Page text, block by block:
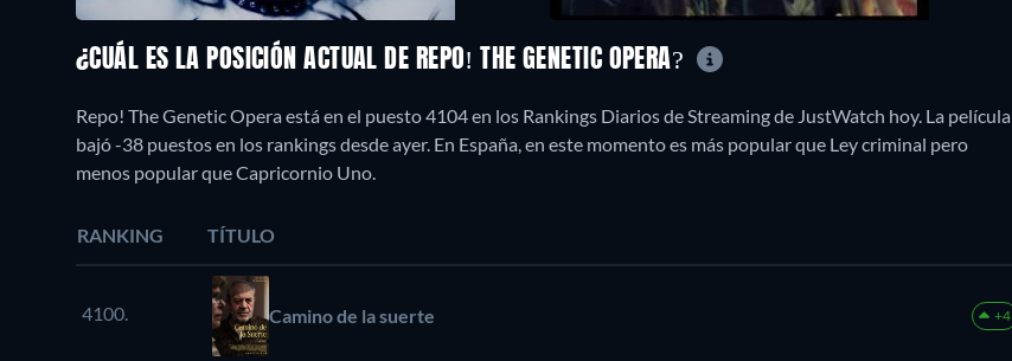
¿CUÁL ES LA POSICIÓN ACTUAL DE REPO! THE GENETIC OPERA?
Repo! The Genetic Opera está en el puesto 4104 en los Rankings Diarios de Streaming de JustWatch hoy. La película
bajó -38 puestos en los rankings desde ayer. En España, en este momento es más popular que Ley criminal pero
menos popular que Capricornio Uno.
RANKING TÍTULO
4100. Camino de la suerte +4